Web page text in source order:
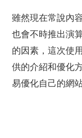
雖然現在常說內
也會不時推出演
的因素，這次使
供的介紹和優化
易優化自己的網站